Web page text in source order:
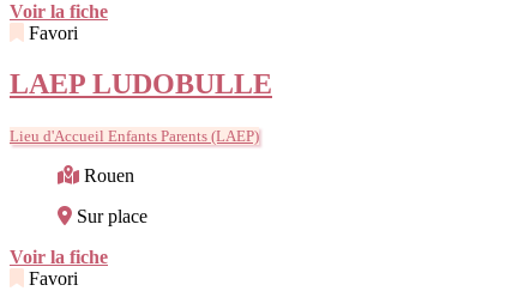
Voir la fiche
Favori
LAEP LUDOBULLE
Lieu d'Accueil Enfants Parents (LAEP)
Rouen
Sur place
Voir la fiche
Favori